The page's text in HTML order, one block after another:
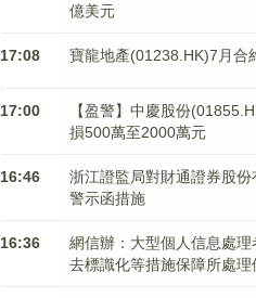
億美元
17:08 寶龍地產(01238.HK)7月合
17:00
【盈警】中慶股份
損500萬至2000萬元
16:46
浙江證監局對財通證券股
警示函措施
16:36
網信辦：大型個人信息處理
去標識化等措施保障所處理